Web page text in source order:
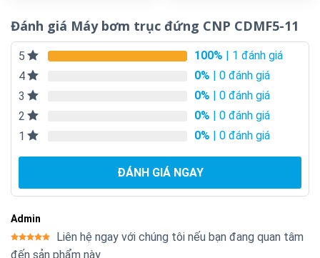
Đánh giá Máy bơm trục đứng CNP CDMF5-11
5 100% | 1 đánh giá
4
0% | 0 đánh giá
3
0% | 0 đánh giá
2
0% | 0 đánh giá
1
0% | 0 đánh giá
ĐÁNH GIÁ NGAY
Admin
Được xếp
hạng 55
Liên hệ ngay với chúng tôi nếu bạn đang quan tâm
đến sản phẩm này